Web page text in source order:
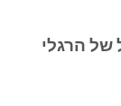
של הרגלי